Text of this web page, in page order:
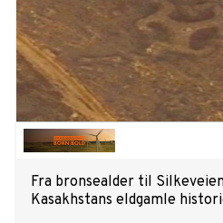
Fra bronsealder til
Kasakhstans eldgamle